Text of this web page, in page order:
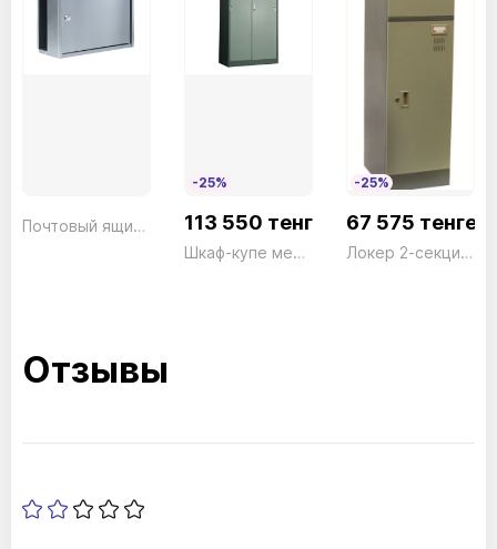
Почтовый ящик Hansea 3816 NI
-25%
113 550 тенге
Шкаф-купе металический большой SLS72 серый President
-25%
67 575 тенге
Локер 2-секционный LK02 серый President
Отзывы